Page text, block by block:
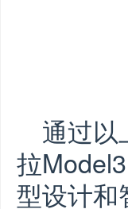
通过以
拉
型设计和